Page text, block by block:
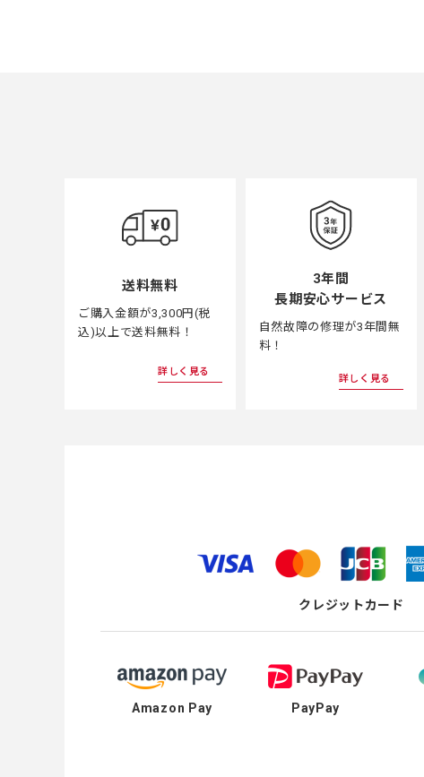
送料無料
ご購入金額が3,300円(税
込)以上で送料無料！
詳しく見る
3年間
長期安心サービス
自然故障の修理が3年間無
料！
詳しく見る
クレジットカード
Amazon Pay PayPay